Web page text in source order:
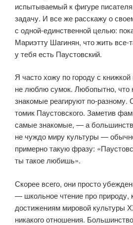
испытываемый к фигуре
задачу. И все же расскажу о
с одной-единственной целью:
Мариэтту Шагинян, что жить все-
у тебя есть Паустовский.
Я часто хожу по городу с
не люблю сумок. Любопытно, что
знакомые реагируют по-
томик Паустовского. Заметив
самые знакомые, — а
не чуждо миру культуры —
примерно такую фразу:
ты такое любишь».
Скорее всего, они просто
— школьное чтение про природу,
достижениям мировой культуры
никакого отношения.